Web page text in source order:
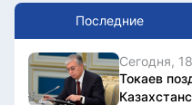
Последние
Сегодня,
Токаев